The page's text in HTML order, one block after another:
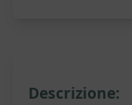
Descrizione: